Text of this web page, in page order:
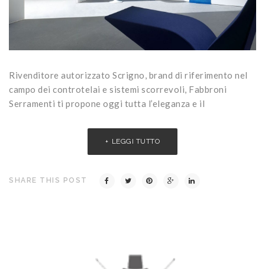
Rivenditore autorizzato Scrigno, brand di riferimento nel
campo dei controtelai e sistemi scorrevoli, Fabbroni
Serramenti ti propone oggi tutta l’eleganza e il
LEGGI TUTTO
SHARE THIS POST